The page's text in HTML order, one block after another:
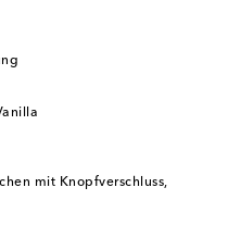
mit Knopfverschluss,